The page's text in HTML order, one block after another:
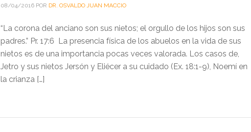
08/04/2016 POR DR. OSVALDO JUAN MACCIO
“La corona del anciano son sus nietos; el orgullo de los hijos son sus
padres.” Pr. 17:6 La presencia física de los abuelos en la vida de sus
nietos es de una importancia pocas veces valorada. Los casos de,
Jetro y sus nietos Jersón y Eliécer a su cuidado (Ex. 18:1-9), Noemí en
la crianza […]